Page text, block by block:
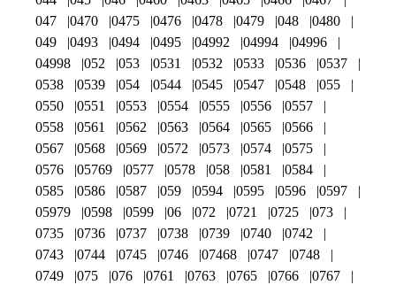
047
0470 0475 0476 0478 0479 048
0480
049
0493 0494 0495 04992 04994
04996
04998
052 053 0531 0532 0533 0536
0537
0538
0539 054 0544 0545 0547 0548
055
0550
0551 0553 0554 0555 0556
0557
0558
0561 0562 0563 0564 0565
0566
0567
0568 0569 0572 0573 0574
0575
0576
05769 0577 0578 058 0581
0584
0585
0586 0587 059 0594 0595 0596
0597
05979
0598 0599 06 072 0721 0725
073
0735
0736 0737 0738 0739 0740
0742
0743
0744 0745 0746 07468 0747
0748
0749
075 076 0761 0763 0765 0766
0767